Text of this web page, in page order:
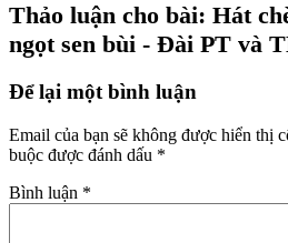
Thảo luận cho bài: Hát
ngọt sen bùi - Đài PT và
Để lại một bình luận
Email của bạn sẽ không được hiển thị
buộc được đánh dấu *
Bình luận *